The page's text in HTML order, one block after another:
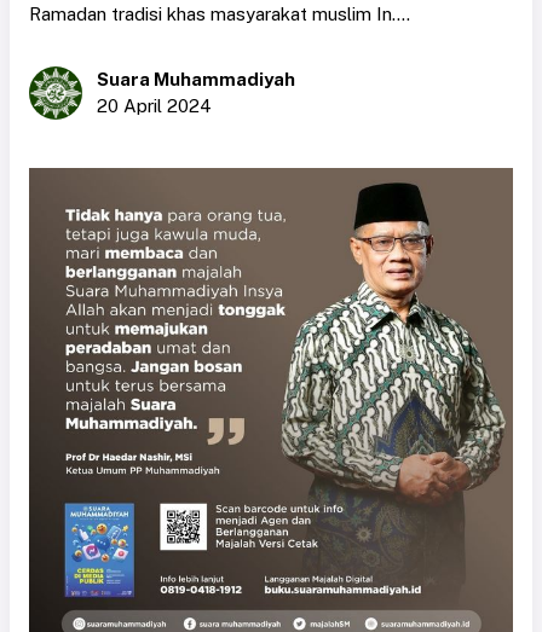
Ramadan tradisi khas masyarakat muslim In....
Suara Muhammadiyah
20 April 2024